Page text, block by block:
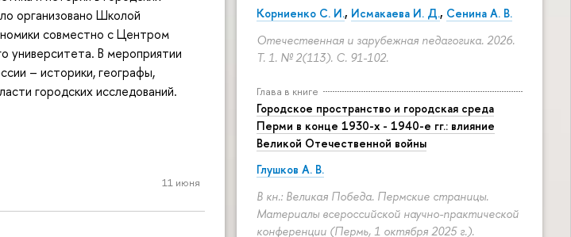
Корниенко С. И., Исмакаева И. Д., Сенина А. В.
Отечественная и зарубежная педагогика. 2026.
Т. 1. № 2(113). С. 91-102.
Глава в книге
Городское пространство и городская среда
Перми в конце 1930-х - 1940-е гг.: влияние
Великой Отечественной войны
Глушков А. В.
В кн.: Великая Победа. Пермские страницы.
Материалы всероссийской научно-практической
конференции (Пермь, 1 октября 2025 г.).
организовано Школой
совместно с Центром
университета. В мероприятии
– историки, географы,
городских исследований.
города в конце 1930-х - 1950-е гг. на примере г. Перми»
11 июня